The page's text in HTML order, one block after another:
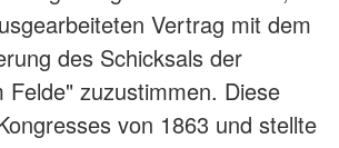
Vertrag mit dem
des Schicksals der
zuzustimmen. Diese
von 1863 und stellte